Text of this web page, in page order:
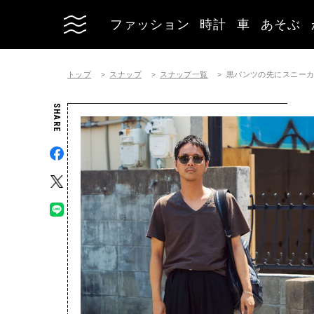
ファッション 時計 車 あそぶ
トップ スナップ スナップ一覧 黒パンツの先にスニー
SHARE